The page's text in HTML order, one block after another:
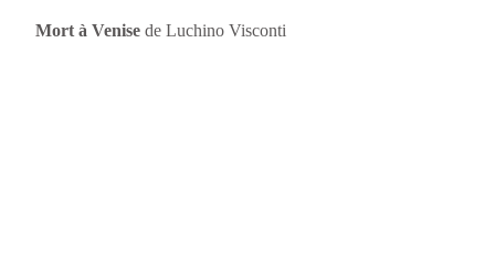
Mort à Venise de Luchino Visconti